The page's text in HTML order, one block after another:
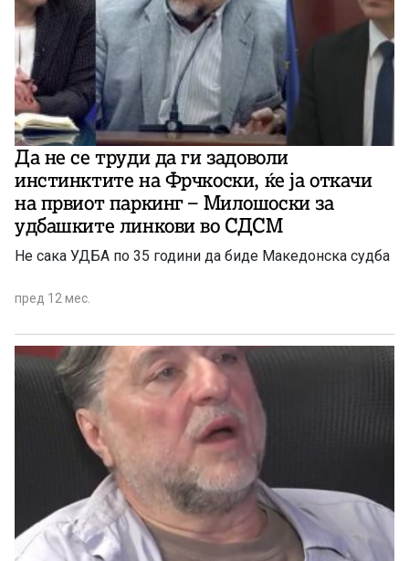
Да не се труди да ги задоволи
инстинктите на Фрчкоски, ќе ја откачи
на првиот паркинг – Милошоски за
удбашките линкови во СДСМ
Не сака УДБА по 35 години да биде Македонска судба
пред 12 мес.